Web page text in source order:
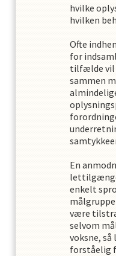
hvilke
hvilken
Ofte
for
tilfælde vil
sammen
En
enkelt
være
selvom
voksne,
forståelig